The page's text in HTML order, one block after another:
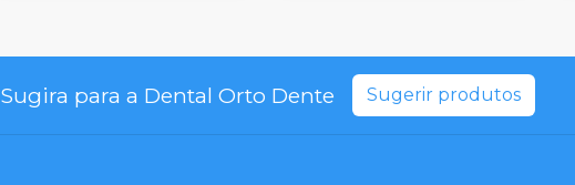
Sugira para a Dental Orto Dente Sugerir produtos